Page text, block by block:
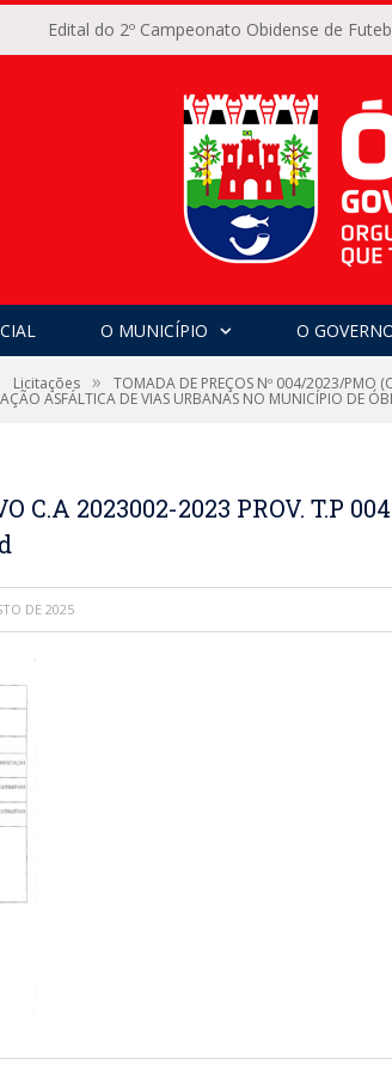
Edital do 2º Campeonato Obidense de
O MUNICÍPIO O
Licitações » TOMADA DE PREÇOS Nº 004/2023/PMO
ASFÁLTICA DE VIAS URBANAS NO MUNICÍPIO DE
C.A 2023002-2023 PROV. T.P
DE 2025